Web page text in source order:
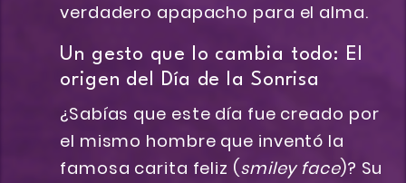
verdadero apapacho para el alma.
Un gesto que lo cambia todo: El
origen del Día de la Sonrisa
¿Sabías que este día fue creado por
el mismo hombre que inventó la
famosa carita feliz (smiley face)? Su